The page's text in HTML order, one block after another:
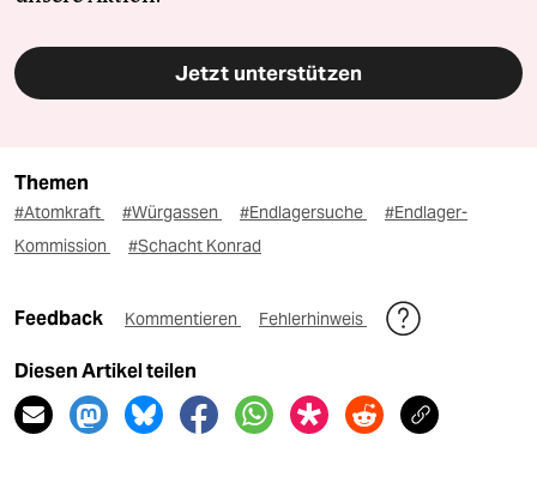
Jetzt unterstützen
Themen
#Atomkraft #Würgassen #Endlagersuche
#Endlager-
Kommission
#Schacht Konrad
Feedback Kommentieren Fehlerhinweis
Diesen Artikel teilen